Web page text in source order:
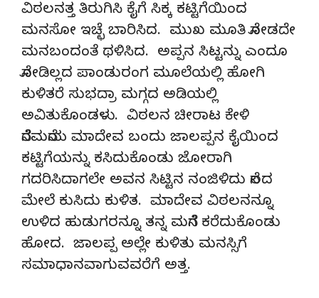
ವಿಠಲನತ್ತ ತಿರುಗಿಸಿ ಕೈಗೆ ಸಿಕ್ಕ ಕಟ್ಟಿಗೆಯಿಂದ
ಮನಸೋ ಇಚ್ಛೆ ಬಾರಿಸಿದ. ಮುಖ ಮೂತಿ ನೋಡದೇ
ಮನಬಂದಂತೆ ಥಳಿಸಿದ. ಅಪ್ಪನ ಸಿಟ್ಟನ್ನು ಎಂದೂ
ನೋಡಿಲ್ಲದ ಪಾಂಡುರಂಗ ಮೂಲೆಯಲ್ಲಿ ಹೋಗಿ
ಕುಳಿತರೆ ಸುಭದ್ರಾ ಮಗ್ಗದ ಅಡಿಯಲ್ಲಿ
ಅವಿತುಕೊಂಡಳು. ವಿಠಲನ ಚೀರಾಟ ಕೇಳಿ
ನೆರೆಮನೆಯ ಮಾದೇವ ಬಂದು ಜಾಲಪ್ಪನ ಕೈಯಿಂದ
ಕಟ್ಟಿಗೆಯನ್ನು ಕಸಿದುಕೊಂಡು ಜೋರಾಗಿ
ಗದರಿಸಿದಾಗಲೇ ಅವನ ಸಿಟ್ಟಿನ ನಂಜಿಳಿದು ನೆಲದ
ಮೇಲೆ ಕುಸಿದು ಕುಳಿತ. ಮಾದೇವ ವಿಠಲನನ್ನೂ
ಉಳಿದ ಹುಡುಗರನ್ನೂ ತನ್ನ ಮನೆಗೆ ಕರೆದುಕೊಂಡು
ಹೋದ. ಜಾಲಪ್ಪ ಅಲ್ಲೇ ಕುಳಿತು ಮನಸ್ಸಿಗೆ
ಸಮಾಧಾನವಾಗುವವರೆಗೆ ಅತ್ತ.